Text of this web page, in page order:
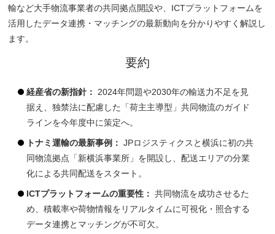
輸など大手物流事業者の共同拠点開設や、ICTプラットフォームを
活用したデータ連携・マッチングの最新動向を分かりやすく解説し
ます。
要約
経産省の新指針：
2024年問題や2030年の輸送力不足を見
据え、独禁法に配慮した「荷主主導型」共同物流のガイド
ラインを今年度中に策定へ。
トナミ運輸の最新事例： JPロジスティクスと横浜に初の共
同物流拠点「新横浜事業所」を開設し、配送エリアの分業
化による共同配送をスタート。
ICTプラットフォームの重要性： 共同物流を成功させるた
め、積載率や荷物情報をリアルタイムに可視化・照合する
データ連携とマッチングが不可欠。